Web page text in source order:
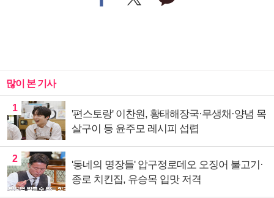
많이 본 기사
1
'편스토랑' 이찬원, 황태해장국·무생채·양념 목
살구이 등 윤주모 레시피 섭렵
2
'동네의 명장들' 압구정로데오 오징어 불고기·
종로 치킨집, 유승목 입맛 저격